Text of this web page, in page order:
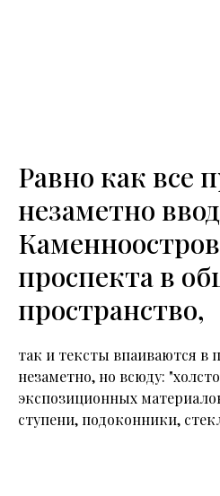
Равно как все
незаметно
проспекта в
пространство,
так и тексты впаиваются в
незаметно, но всюду:
экспозиционных
ступени, подоконники,